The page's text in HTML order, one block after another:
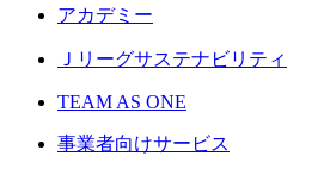
アカデミー
Ｊリーグサステナビリティ
TEAM AS ONE
事業者向けサービス